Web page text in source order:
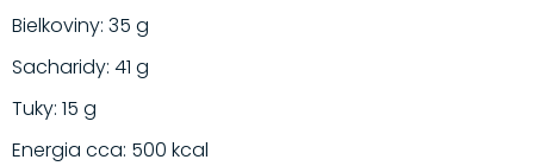
Bielkoviny: 35 g
Sacharidy: 41 g
Tuky: 15 g
Energia cca: 500 kcal